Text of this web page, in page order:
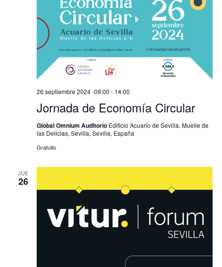
Jornada de Economía Circular
26 septiembre 2024 -09:00 - 14:00
Global Omnium Auditorio Edificio Acuario de Sevilla. Muelle de
las Delicias, Sevilla, Sevilla, España
Gratuito
JUE
26